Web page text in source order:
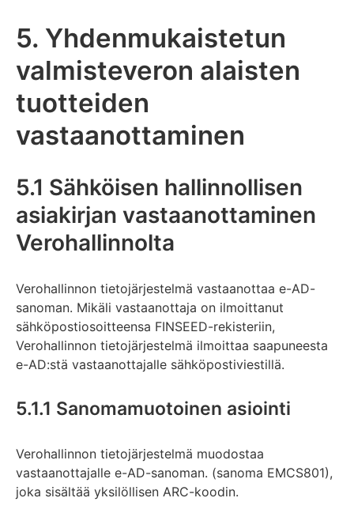
5. Yhdenmukaistetun
valmisteveron alaisten
tuotteiden
vastaanottaminen
5.1 Sähköisen hallinnollisen
asiakirjan vastaanottaminen
Verohallinnolta
Verohallinnon tietojärjestelmä vastaanottaa e-AD-
sanoman. Mikäli vastaanottaja on ilmoittanut
sähköpostiosoitteensa FINSEED-rekisteriin,
Verohallinnon tietojärjestelmä ilmoittaa saapuneesta
e-AD:stä vastaanottajalle sähköpostiviestillä.
5.1.1 Sanomamuotoinen asiointi
Verohallinnon tietojärjestelmä muodostaa
vastaanottajalle e-AD-sanoman. (sanoma EMCS801),
joka sisältää yksilöllisen ARC-koodin.